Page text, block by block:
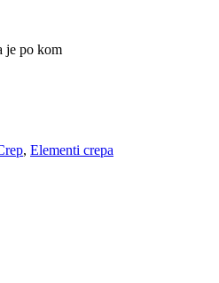
je po kom
, Elementi crepa